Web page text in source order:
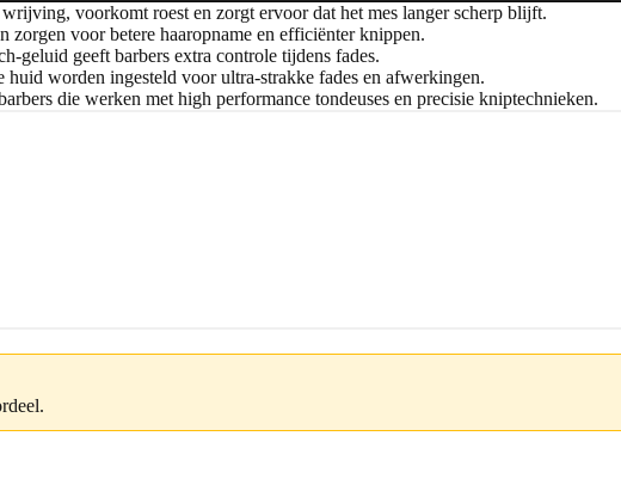
voorkomt roest en zorgt ervoor dat het mes langer scherp blijft.
zorgen voor betere haaropname en efficiënter knippen.
geluid geeft barbers extra controle tijdens fades.
huid worden ingesteld voor ultra-strakke fades en afwerkingen.
die werken met high performance tondeuses en precisie kniptechnieken.